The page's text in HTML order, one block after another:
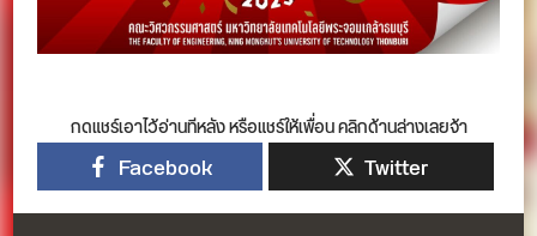
กดแชร์เอาไว้อ่านทีหลัง หรือแชร์ให้เพื่อน คลิกด้านล่างเลยจ้า
Facebook Twitter